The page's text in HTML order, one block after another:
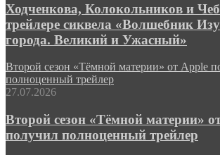
Ходченкова, Колокольников и
трейлере сиквела «Волшебник
города. Великий и Ужасный»
Второй сезон «Тёмной материи» от Apple
полноценный трейлер
27.07.2026
Второй сезон «Тёмной материи»
получил полноценный трейлер